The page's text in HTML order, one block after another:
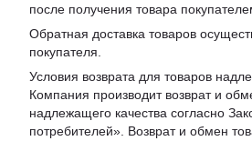
после получения товара
Обратная доставка товаров
покупателя.
Условия возврата для товаров
Компания производит возврат и
надлежащего качества согласно
потребителей». Возврат и обмен